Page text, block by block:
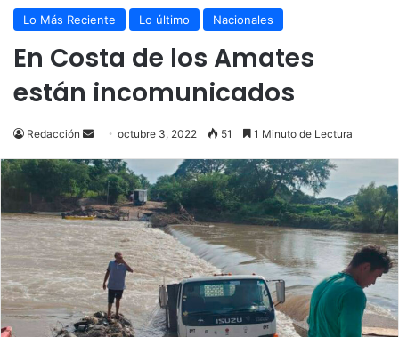
Lo Más Reciente Lo último Nacionales
En Costa de los Amates
están incomunicados
Redacción
Send
email
octubre 3, 2022 51 1 Minuto de Lectura